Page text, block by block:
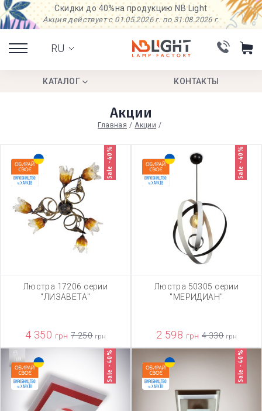
Скидки до 40%на продукцию NB Light
Акция действует с 01.05.2026 г. по 31.08.2026 г.
RU
КАТАЛОГ КОНТАКТЫ
Акции
Главная Акции
Sale -40%
Люстра 17206 серии
"ЛИЗАВЕТА"
4 350 грн 7 250 грн
Sale -40%
Люстра 50305 серии
"МЕРИДИАН"
2 598 грн 4 330 грн
Sale -40% Sale -40%